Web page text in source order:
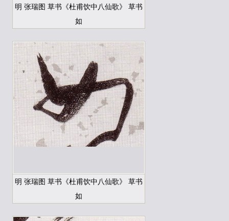
明 张瑞图 草书《杜甫饮中八仙歌》 草书
如
明 张瑞图 草书《杜甫饮中八仙歌》 草书
如